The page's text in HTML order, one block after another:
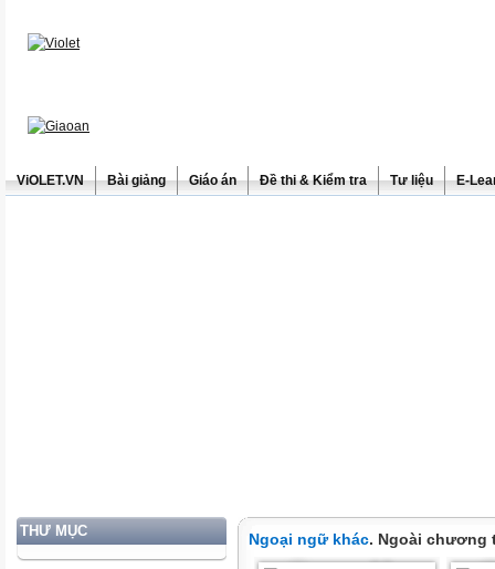
ViOLET.VN Bài giảng Giáo án Đề thi & Kiểm tra Tư liệu E-
THƯ MỤC Ngoại ngữ khác. Ngoài chương